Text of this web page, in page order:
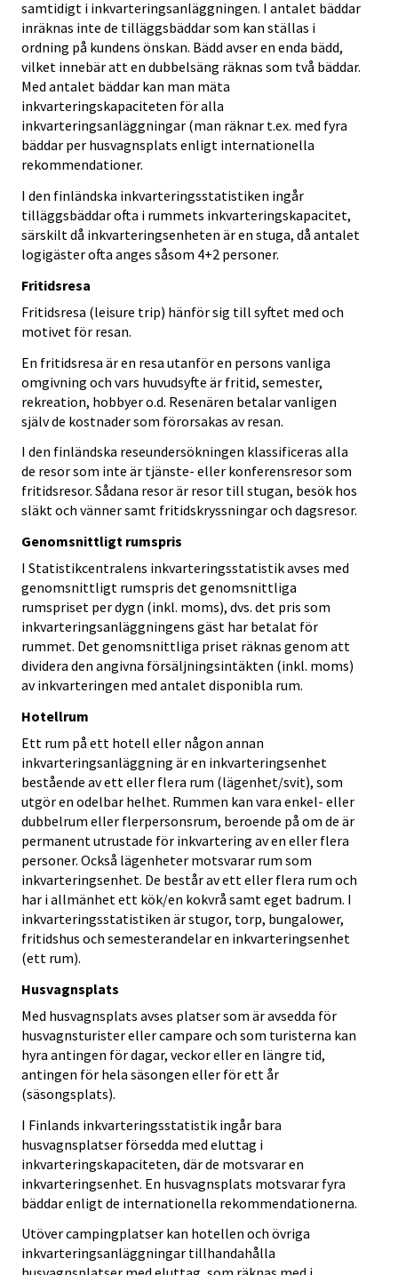
samtidigt i inkvarteringsanläggningen. I antalet bäddar
inräknas inte de tilläggsbäddar som kan ställas i
ordning på kundens önskan. Bädd avser en enda bädd,
vilket innebär att en dubbelsäng räknas som två bäddar.
Med antalet bäddar kan man mäta
inkvarteringskapaciteten för alla
inkvarteringsanläggningar (man räknar t.ex. med fyra
bäddar per husvagnsplats enligt internationella
rekommendationer.
I den finländska inkvarteringsstatistiken ingår
tilläggsbäddar ofta i rummets inkvarteringskapacitet,
särskilt då inkvarteringsenheten är en stuga, då antalet
logigäster ofta anges såsom 4+2 personer.
Fritidsresa
Fritidsresa (leisure trip) hänför sig till syftet med och
motivet för resan.
En fritidsresa är en resa utanför en persons vanliga
omgivning och vars huvudsyfte är fritid, semester,
rekreation, hobbyer o.d. Resenären betalar vanligen
själv de kostnader som förorsakas av resan.
I den finländska reseundersökningen klassificeras alla
de resor som inte är tjänste- eller konferensresor som
fritidsresor. Sådana resor är resor till stugan, besök hos
släkt och vänner samt fritidskryssningar och dagsresor.
Genomsnittligt rumspris
I Statistikcentralens inkvarteringsstatistik avses med
genomsnittligt rumspris det genomsnittliga
rumspriset per dygn (inkl. moms), dvs. det pris som
inkvarteringsanläggningens gäst har betalat för
rummet. Det genomsnittliga priset räknas genom att
dividera den angivna försäljningsintäkten (inkl. moms)
av inkvarteringen med antalet disponibla rum.
Hotellrum
Ett rum på ett hotell eller någon annan
inkvarteringsanläggning är en inkvarteringsenhet
bestående av ett eller flera rum (lägenhet/svit), som
utgör en odelbar helhet. Rummen kan vara enkel- eller
dubbelrum eller flerpersonsrum, beroende på om de är
permanent utrustade för inkvartering av en eller flera
personer. Också lägenheter motsvarar rum som
inkvarteringsenhet. De består av ett eller flera rum och
har i allmänhet ett kök/en kokvrå samt eget badrum. I
inkvarteringsstatistiken är stugor, torp, bungalower,
fritidshus och semesterandelar en inkvarteringsenhet
(ett rum).
Husvagnsplats
Med husvagnsplats avses platser som är avsedda för
husvagnsturister eller campare och som turisterna kan
hyra antingen för dagar, veckor eller en längre tid,
antingen för hela säsongen eller för ett år
(säsongsplats).
I Finlands inkvarteringsstatistik ingår bara
husvagnsplatser försedda med eluttag i
inkvarteringskapaciteten, där de motsvarar en
inkvarteringsenhet. En husvagnsplats motsvarar fyra
bäddar enligt de internationella rekommendationerna.
Utöver campingplatser kan hotellen och övriga
inkvarteringsanläggningar tillhandahålla